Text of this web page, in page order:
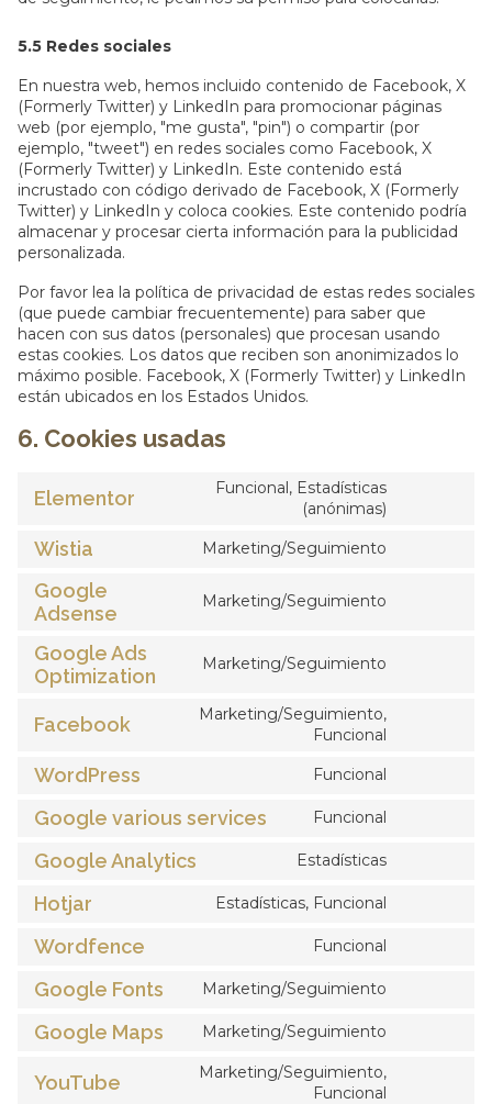
5.5 Redes sociales
En nuestra web, hemos incluido contenido de Facebook, X
(Formerly Twitter) y LinkedIn para promocionar páginas
web (por ejemplo, "me gusta", "pin") o compartir (por
ejemplo, "tweet") en redes sociales como Facebook, X
(Formerly Twitter) y LinkedIn. Este contenido está
incrustado con código derivado de Facebook, X (Formerly
Twitter) y LinkedIn y coloca cookies. Este contenido podría
almacenar y procesar cierta información para la publicidad
personalizada.
Por favor lea la política de privacidad de estas redes sociales
(que puede cambiar frecuentemente) para saber que
hacen con sus datos (personales) que procesan usando
estas cookies. Los datos que reciben son anonimizados lo
máximo posible. Facebook, X (Formerly Twitter) y LinkedIn
están ubicados en los Estados Unidos.
6. Cookies usadas
Elementor
Funcional, Estadísticas
(anónimas)
Wistia Marketing/Seguimiento
Google
Adsense
Marketing/Seguimiento
Google Ads
Optimization
Marketing/Seguimiento
Facebook
Marketing/Seguimiento,
Funcional
WordPress Funcional
Google various services Funcional
Google Analytics Estadísticas
Hotjar Estadísticas, Funcional
Wordfence Funcional
Google Fonts Marketing/Seguimiento
Google Maps Marketing/Seguimiento
YouTube
Marketing/Seguimiento,
Funcional